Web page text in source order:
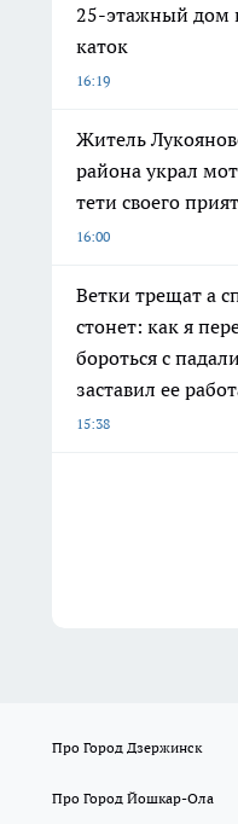
25-этажный дом
каток
16:19
Житель
района украл
тети своего
16:00
Ветки трещат а
стонет: как я
бороться с
заставил ее
15:38
Про Город Дзержинск
Про Город Йошкар-Ола